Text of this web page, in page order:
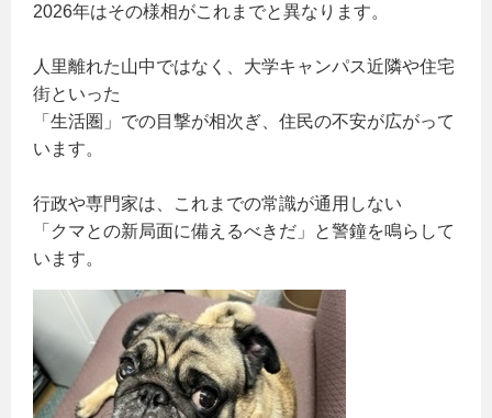
2026年はその様相がこれまでと異なります。
人里離れた山中ではなく、大学キャンパス近隣や住宅
街といった
「生活圏」での目撃が相次ぎ、住民の不安が広がって
います。
行政や専門家は、これまでの常識が通用しない
「クマとの新局面に備えるべきだ」と警鐘を鳴らして
います。